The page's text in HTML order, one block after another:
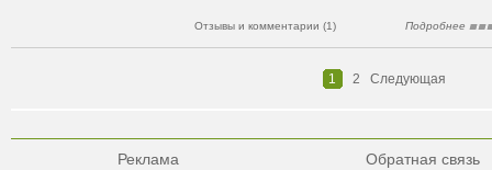
Отзывы и комментарии (1) Подробнее
1 2 Следующая
Реклама Обратная связь